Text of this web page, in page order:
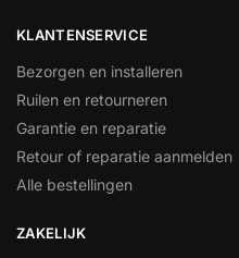
KLANTENSERVICE
Bezorgen en installeren
Ruilen en retourneren
Garantie en reparatie
Retour of reparatie aanmelden
Alle bestellingen
ZAKELIJK